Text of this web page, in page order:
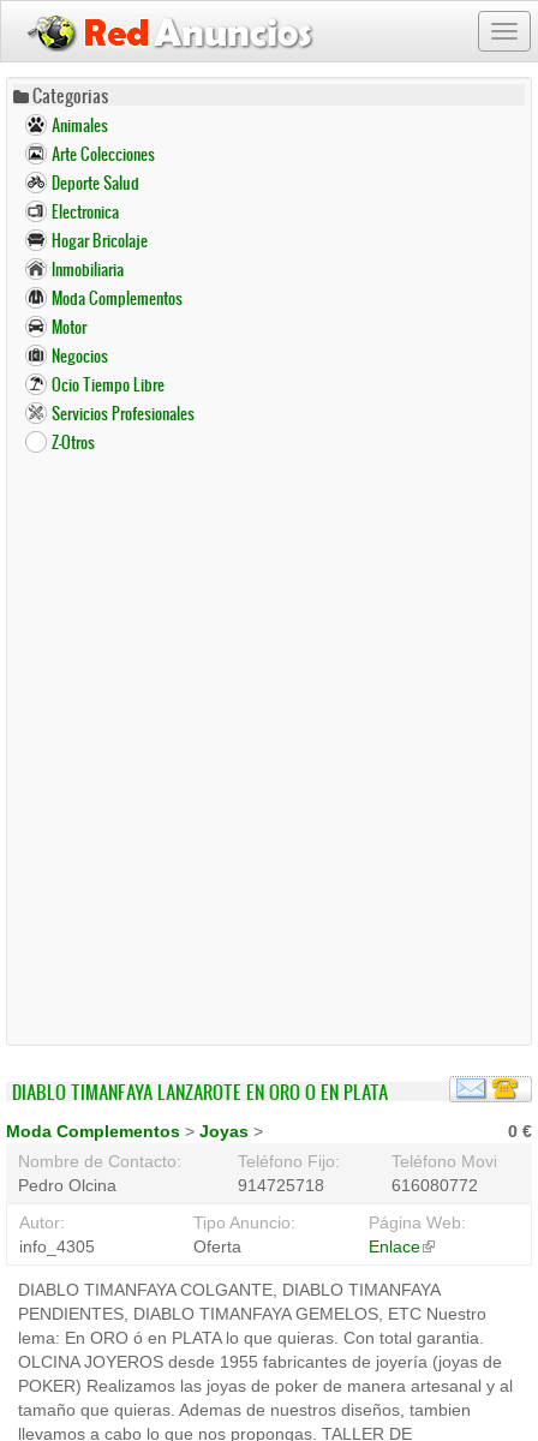
Pasar
contenido
principal
Categorias
Animales
Arte Colecciones
Deporte Salud
Electronica
Hogar Bricolaje
Inmobiliaria
Moda Complementos
Motor
Negocios
Ocio Tiempo Libre
Servicios Profesionales
Z-Otros
DIABLO TIMANFAYA LANZAROTE EN ORO O EN PLATA
0 €
Moda Complementos > Joyas >
Nombre de Contacto:
Pedro Olcina
Teléfono Fijo:
914725718
Teléfono Movil:
616080772
Autor:
info_4305
Tipo Anuncio:
Oferta
Página Web:
Enlace(link
external)
DIABLO TIMANFAYA COLGANTE, DIABLO TIMANFAYA
PENDIENTES, DIABLO TIMANFAYA GEMELOS, ETC Nuestro
lema: En ORO ó en PLATA lo que quieras. Con total garantia.
OLCINA JOYEROS desde 1955 fabricantes de joyería (joyas de
POKER) Realizamos las joyas de poker de manera artesanal y al
tamaño que quieras. Ademas de nuestros diseños, tambien
llevamos a cabo lo que nos propongas. TALLER DE